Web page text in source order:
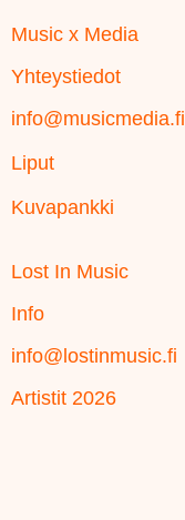
Music x Media
Yhteystiedot
info@musicmedia.fi
Liput
Kuvapankki
Lost In Music
Info
info@lostinmusic.fi
Artistit 2026